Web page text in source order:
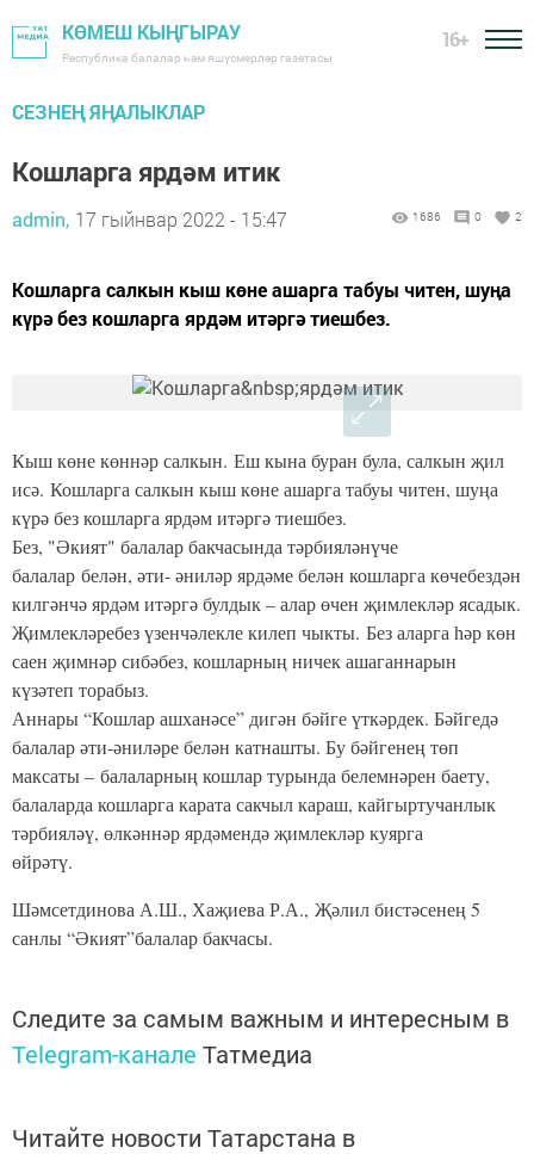
КӨМЕШ КЫҢГЫРАУ
Республика балалар һәм яшүсмерләр газетасы
16+
СЕЗНЕҢ ЯҢАЛЫКЛАР
Кошларга ярдәм итик
admin, 17 гыйнвар 2022 - 15:47 1686 0 2
Кошларга салкын кыш көне ашарга табуы читен, шуңа
күрә без кошларга ярдәм итәргә тиешбез.
Кыш көне көннәр салкын. Еш кына буран була, салкын җил
исә. Кошларга салкын кыш көне ашарга табуы читен, шуңа
күрә без кошларга ярдәм итәргә тиешбез.
Без, "Әкият" балалар бакчасында тәрбияләнүче
балалар белән, әти- әниләр ярдәме белән кошларга көчебездән
килгәнчә ярдәм итәргә булдык – алар өчен җимлекләр ясадык.
Җимлекләребез үзенчәлекле килеп чыкты. Без аларга һәр көн
саен җимнәр сибәбез, кошларның ничек ашаганнарын
күзәтеп торабыз.
Аннары “Кошлар ашханәсе” дигән бәйге үткәрдек. Бәйгедә
балалар әти-әниләре белән катнашты. Бу бәйгенең төп
максаты – балаларның кошлар турында белемнәрен баету,
балаларда кошларга карата сакчыл караш, кайгыртучанлык
тәрбияләү, өлкәннәр ярдәмендә җимлекләр куярга
өйрәтү.
Шәмсетдинова А.Ш., Хаҗиева Р.А., Җәлил бистәсенең 5
санлы “Әкият”балалар бакчасы.
Следите за самым важным и интересным в
Telegram-канале Татмедиа
Читайте новости Татарстана в